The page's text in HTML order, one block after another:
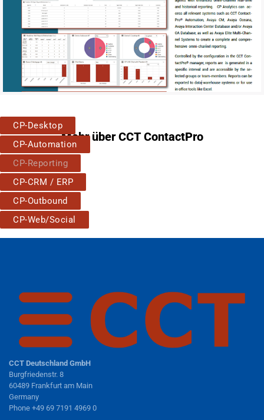
Mehr über CCT ContactPro
CP-Desktop
CP-Automation
CP-Reporting
CP-CRM / ERP
CP-Outbound
CP-Web/Social
CCT Deutschland GmbH
Burgfriedenstr. 8
60489 Frankfurt am Main
Germany
Phone +49 69 7191 4969 0